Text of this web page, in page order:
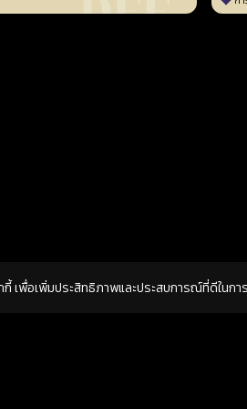
กี้ เพื่อเพิ่มประสิทธิภาพและประสบการณ์ที่ดีในกา